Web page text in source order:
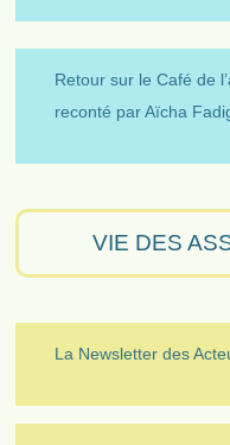
Retour sur le Café de
reconté par Aïcha
VIE DES
La Newsletter des